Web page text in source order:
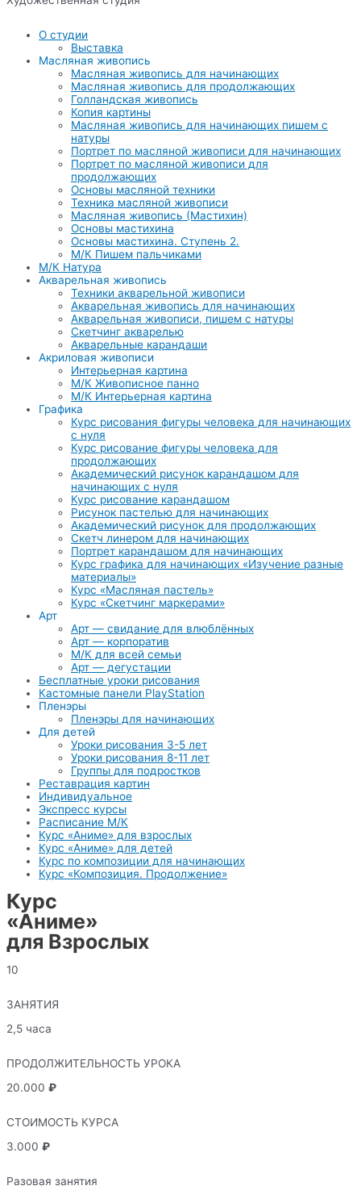
Меню
О студии
Выставка
Масляная живопись
Масляная живопись для начинающих
Масляная живопись для продолжающих
Голландская живопись
Копия картины
Масляная живопись для начинающих пишем с
натуры
Портрет по масляной живописи для начинающих
Портрет по масляной живописи для
продолжающих
Основы масляной техники
Техника масляной живописи
Масляная живопись (Мастихин)
Основы мастихина
Основы мастихина. Ступень 2.
М/К Пишем пальчиками
М/К Натура
Акварельная живопись
Техники акварельной живописи
Акварельная живопись для начинающих
Акварельная живописи, пишем с натуры
Скетчинг акварелью
Акварельные карандаши
Акриловая живописи
Интерьерная картина
М/К Живописное панно
М/К Интерьерная картина
Графика
Курс рисования фигуры человека для начинающих
с нуля
Курс рисование фигуры человека для
продолжающих
Академический рисунок карандашом для
начинающих с нуля
Курс рисование карандашом
Рисунок пастелью для начинающих
Академический рисунок для продолжающих
Скетч линером для начинающих
Портрет карандашом для начинающих
Курс графика для начинающих «Изучение разные
материалы»
Курс «Масляная пастель»
Курс «Скетчинг маркерами»
Арт
Арт — свидание для влюблённых
Арт — корпоратив
М/К для всей семьи
Арт — дегустации
Бесплатные уроки рисования
Кастомные панели PlayStation
Пленэры
Пленэры для начинающих
Для детей
Уроки рисования 3-5 лет
Уроки рисования 8-11 лет
Группы для подростков
Реставрация картин
Индивидуальное
Экспресс курсы
Расписание М/К
Курс «Аниме» для взрослых
Курс «Аниме» для детей
Курс по композиции для начинающих
Курс «Композиция. Продолжение»
Курс
«Аниме»
для Взрослых
10
ЗАНЯТИЯ
2,5 часа
ПРОДОЛЖИТЕЛЬНОСТЬ УРОКА
20.000 ₽
СТОИМОСТЬ КУРСА
3.000 ₽
Разовая занятия